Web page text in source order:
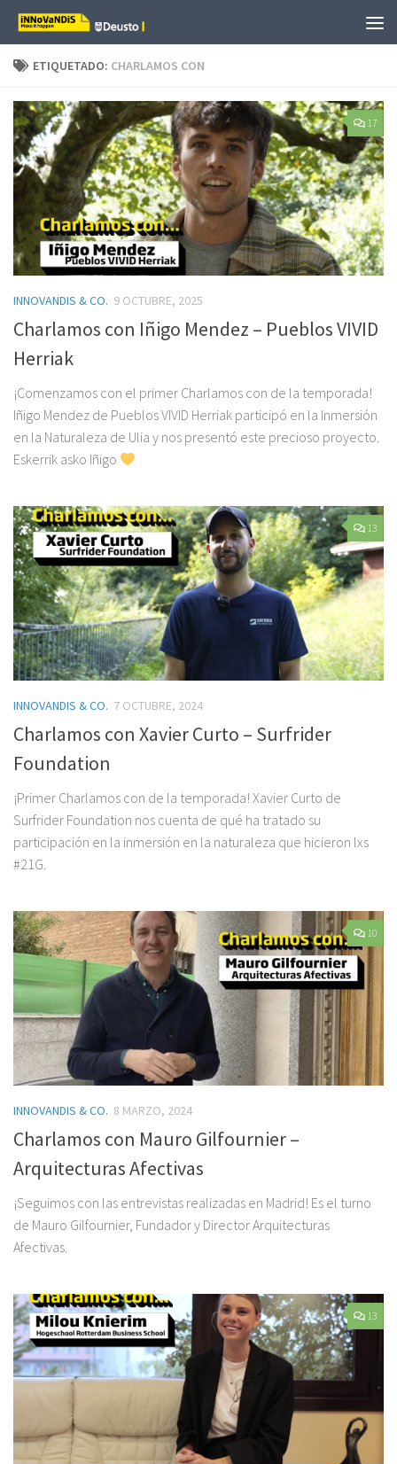
Saltar al contenido
ETIQUETADO: CHARLAMOS CON
17
INNOVANDIS & CO. 9 OCTUBRE, 2025
Charlamos con Iñigo Mendez – Pueblos VIVID
Herriak
¡Comenzamos con el primer Charlamos con de la temporada!
Iñigo Mendez de Pueblos VIVID Herriak participó en la Inmersión
en la Naturaleza de Ulia y nos presentó este precioso proyecto.
Eskerrik asko Iñigo
13
INNOVANDIS & CO. 7 OCTUBRE, 2024
Charlamos con Xavier Curto – Surfrider
Foundation
¡Primer Charlamos con de la temporada! Xavier Curto de
Surfrider Foundation nos cuenta de qué ha tratado su
participación en la inmersión en la naturaleza que hicieron lxs
#21G.
10
INNOVANDIS & CO. 8 MARZO, 2024
Charlamos con Mauro Gilfournier –
Arquitecturas Afectivas
¡Seguimos con las entrevistas realizadas en Madrid! Es el turno
de Mauro Gilfournier, Fundador y Director Arquitecturas
Afectivas.
13